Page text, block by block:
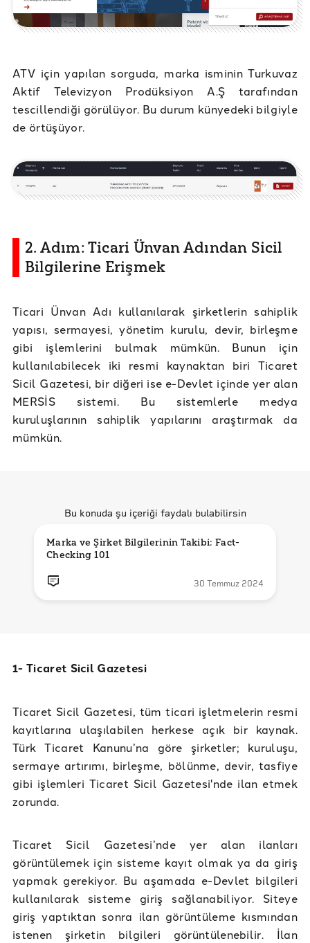
ATV için yapılan sorguda, marka isminin Turkuvaz
Aktif Televizyon Prodüksiyon A.Ş tarafından
tescillendiği görülüyor. Bu durum künyedeki bilgiyle
de örtüşüyor.
2. Adım: Ticari Ünvan Adından Sicil
Bilgilerine Erişmek
Ticari Ünvan Adı kullanılarak şirketlerin sahiplik
yapısı, sermayesi, yönetim kurulu, devir, birleşme
gibi işlemlerini bulmak mümkün. Bunun için
kullanılabilecek iki resmi kaynaktan biri Ticaret
Sicil Gazetesi, bir diğeri ise e-Devlet içinde yer alan
MERSİS sistemi. Bu sistemlerle medya
kuruluşlarının sahiplik yapılarını araştırmak da
mümkün.
Bu konuda şu içeriği faydalı bulabilirsin
Marka ve Şirket Bilgilerinin Takibi: Fact-
Checking 101
30 Temmuz 2024
1- Ticaret Sicil Gazetesi
Ticaret Sicil Gazetesi, tüm ticari işletmelerin resmi
kayıtlarına ulaşılabilen herkese açık bir kaynak.
Türk Ticaret Kanunu’na göre şirketler; kuruluşu,
sermaye artırımı, birleşme, bölünme, devir, tasfiye
gibi işlemleri Ticaret Sicil Gazetesi'nde ilan etmek
zorunda.
Ticaret Sicil Gazetesi’nde yer alan ilanları
görüntülemek için sisteme kayıt olmak ya da giriş
yapmak gerekiyor. Bu aşamada e-Devlet bilgileri
kullanılarak sisteme giriş sağlanabiliyor. Siteye
giriş yaptıktan sonra ilan görüntüleme kısmından
istenen şirketin bilgileri görüntülenebilir. İlan